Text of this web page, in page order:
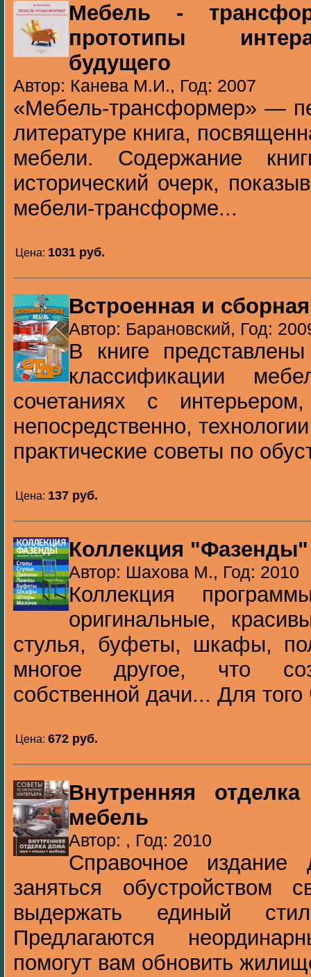
Мебель -
прототипы
будущего
Автор: Канева М.И., Год: 2007
«Мебель-трансформер» —
литературе книга,
мебели. Содержание
исторический очерк,
мебели-трансформе...
Цена: 1031 pуб.
Встроенная и
Автор: Барановский, Год:
В книге
классификации
сочетаниях с
непосредственно,
практические советы по
Цена: 137 pуб.
Коллекция "Фазенды"
Автор: Шахова М., Год: 2010
Коллекция
оригинальные,
стулья, буфеты, шкафы,
многое другое, что
собственной дачи... Для
Цена: 672 pуб.
Внутренняя
мебель
Автор: , Год: 2010
Справочное
заняться обустройством
выдержать единый
Предлагаются
помогут вам обновить